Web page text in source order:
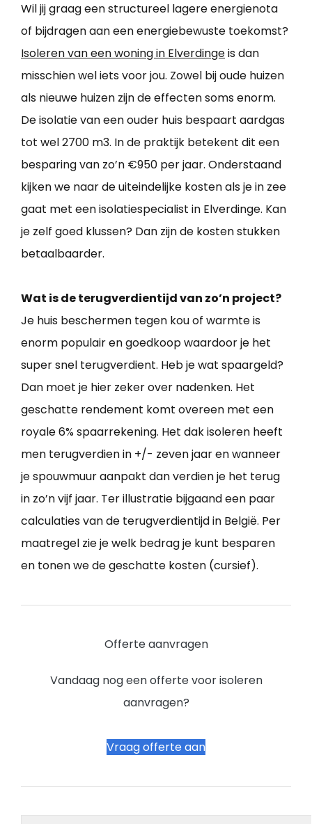
Wil jij graag een structureel lagere energienota
of bijdragen aan een energiebewuste toekomst?
Isoleren van een woning in Elverdingeis dan
misschien wel iets voor jou. Zowel bij oude huizen
als nieuwe huizen zijn de effecten soms enorm.
De isolatie van een ouder huis bespaart aardgas
tot wel 2700 m3. In de praktijk betekent dit een
besparing van zo’n €950 per jaar. Onderstaand
kijken we naar de uiteindelijke kosten als je in zee
gaat met een isolatiespecialist in Elverdinge. Kan
je zelf goed klussen? Dan zijn de kosten stukken
betaalbaarder.
Wat is de terugverdientijd van zo’n project?
Je huis beschermen tegen kou of warmte is
enorm populair en goedkoop waardoor je het
super snel terugverdient. Heb je wat spaargeld?
Dan moet je hier zeker over nadenken. Het
geschatte rendement komt overeen met een
royale 6% spaarrekening. Het dak isoleren heeft
men terugverdien in +/- zeven jaar en wanneer
je spouwmuur aanpakt dan verdien je het terug
in zo’n vijf jaar. Ter illustratie bijgaand een paar
calculaties van de terugverdientijd in België. Per
maatregel zie je welk bedrag je kunt besparen
en tonen we de geschatte kosten (cursief).
Offerte aanvragen
Vandaag nog een offerte voor isoleren
aanvragen?
Vraag offerte aan